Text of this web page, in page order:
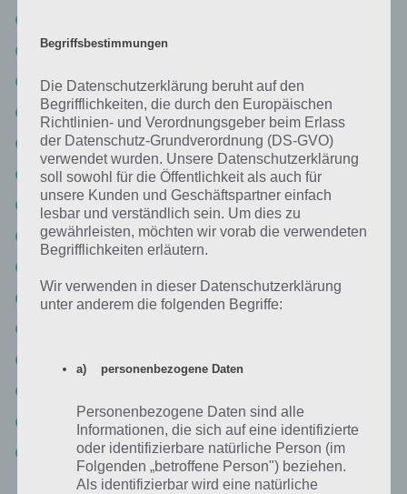
Level 4-7
Level 4-8 Lösung
Level 4-9
Level 4-10
Level 4-11 Walkthrough
Level 4-12
Level 4-13 Lösung
Level 4-15
Level 4-19 Walkthrough
Level 4-20 Lösungen
Begriffsbestimmungen
Die Datenschutzerklärung beruht auf den
Begrifflichkeiten, die durch den Europäischen
Richtlinien- und Verordnungsgeber beim Erlass
der Datenschutz-Grundverordnung (DS-GVO)
verwendet wurden. Unsere Datenschutzerklärung
soll sowohl für die Öffentlichkeit als auch für
unsere Kunden und Geschäftspartner einfach
lesbar und verständlich sein. Um dies zu
gewährleisten, möchten wir vorab die verwendeten
Begrifflichkeiten erläutern.
Wir verwenden in dieser Datenschutzerklärung
unter anderem die folgenden Begriffe:
a) personenbezogene Daten
Personenbezogene Daten sind alle
Informationen, die sich auf eine identifizierte
oder identifizierbare natürliche Person (im
Folgenden „betroffene Person") beziehen.
Als identifizierbar wird eine natürliche